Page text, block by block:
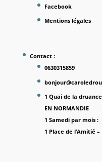
Facebook
Mentions légales
Contact :
0630315859
1 Quai de la
EN NORMANDIE
1 Samedi par mois:
1 Place de l’Amitié –